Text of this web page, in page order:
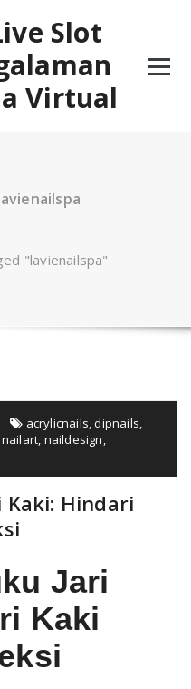
Slot
Virtual
"lavienailspa"
acrylicnails ,dipnails
nailart naildesign
Kaki: Hindari
Jari
Kaki